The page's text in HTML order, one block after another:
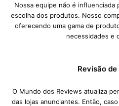
Nossa equipe não é influenciada
escolha dos produtos. Nosso
oferecendo uma gama de
necessidades e
Revisão
O Mundo dos Reviews atualiza
das lojas anunciantes. Então,